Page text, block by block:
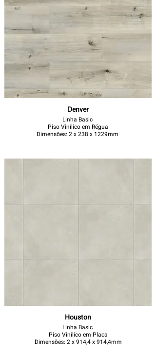
Denver
Linha Basic
Piso Vinílico em Régua
Dimensões: 2 x 238 x 1229mm
Houston
Linha Basic
Piso Vinílico em Placa
Dimensões: 2 x 914,4 x 914,4mm